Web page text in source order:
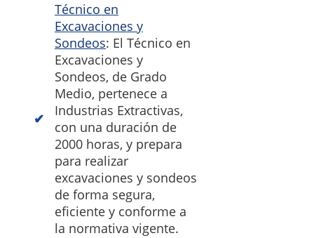
Técnico en
Excavaciones y
Sondeos: El Técnico en
Excavaciones y
Sondeos, de Grado
Medio, pertenece a
Industrias Extractivas,
con una duración de
2000 horas, y prepara
para realizar
excavaciones y sondeos
de forma segura,
eficiente y conforme a
la normativa vigente.